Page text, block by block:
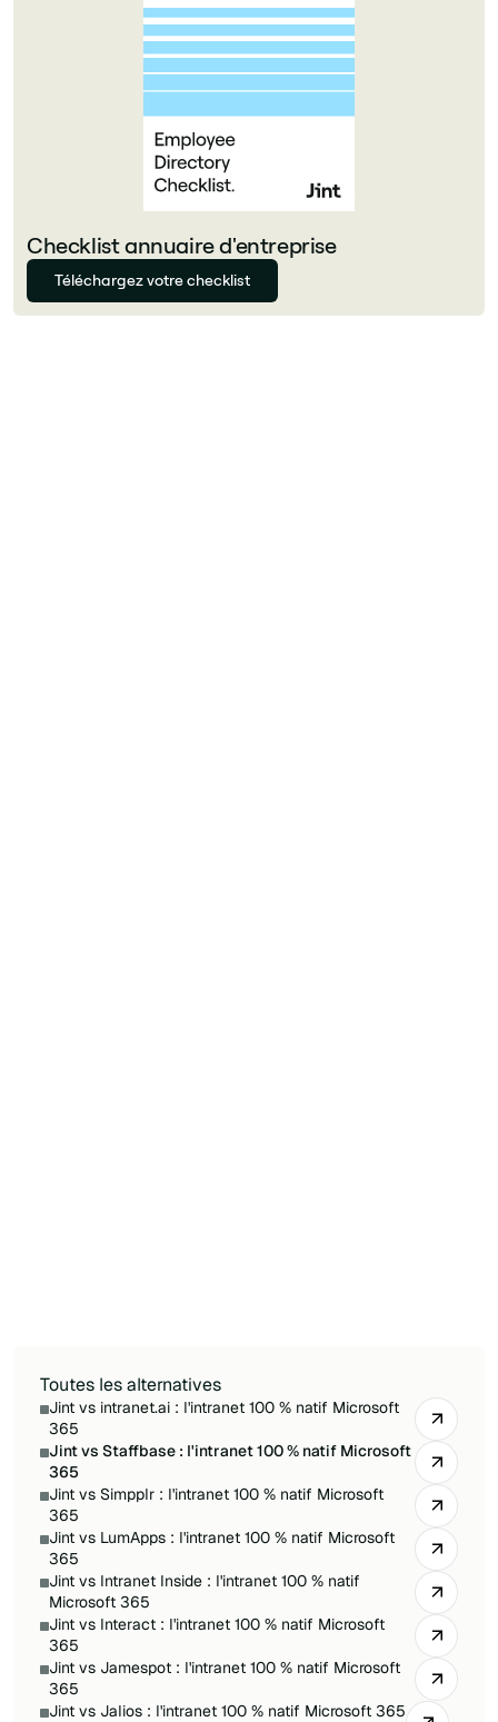
Checklist annuaire d'entreprise
Téléchargez votre checklist
Toutes les alternatives
Jint vs intranet.ai : l'intranet 100 % natif Microsoft
365
Jint vs Staffbase : l'intranet 100 % natif Microsoft
365
Jint vs Simpplr : l'intranet 100 % natif Microsoft
365
Jint vs LumApps : l'intranet 100 % natif Microsoft
365
Jint vs Intranet Inside : l'intranet 100 % natif
Microsoft 365
Jint vs Interact : l'intranet 100 % natif Microsoft
365
Jint vs Jamespot : l'intranet 100 % natif Microsoft
365
Jint vs Jalios : l'intranet 100 % natif Microsoft 365